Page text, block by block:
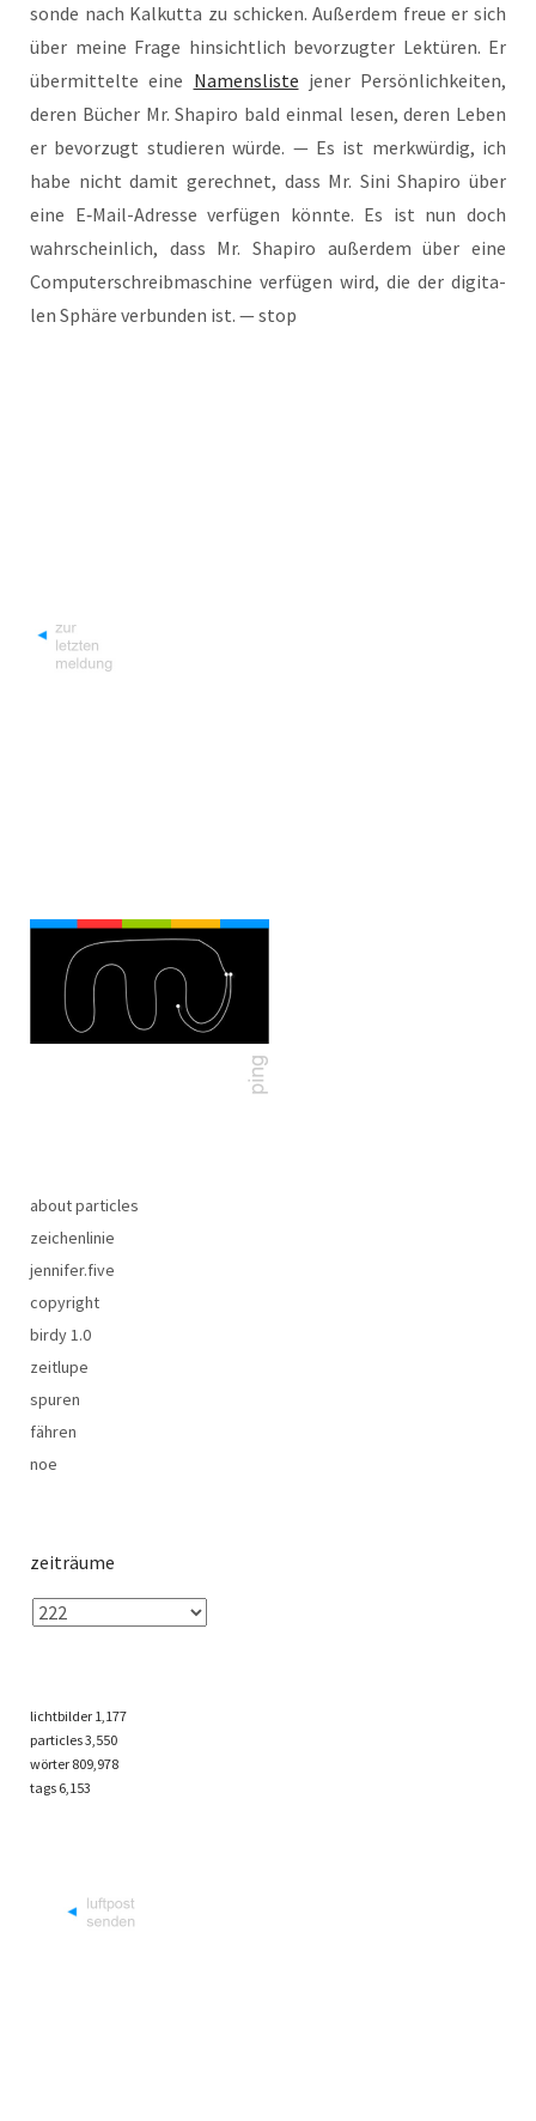
son­de nach Kal­kut­ta zu schi­cken. Außer­dem freue er sich
über mei­ne Fra­ge hin­sicht­lich bevor­zug­ter Lek­tü­ren. Er
über­mit­tel­te eine Namens­lis­te jener Per­sön­lich­kei­ten,
deren Bücher Mr. Sha­pi­ro bald ein­mal lesen, deren Leben
er bevor­zugt stu­die­ren wür­de. — Es ist merk­wür­dig, ich
habe nicht damit gerech­net, dass Mr. Sini Sha­pi­ro über
eine E‑Mail-Adres­se ver­fü­gen könn­te. Es ist nun doch
wahr­schein­lich, dass Mr. Sha­pi­ro außer­dem über eine
Com­pu­ter­schreib­ma­schi­ne ver­fü­gen wird, die der digi­ta­
len Sphä­re ver­bun­den ist. — stop
about particles
zeichenlinie
jennifer.five
copyright
birdy 1.0
zeitlupe
spuren
fähren
noe
zeiträume
lichtbilder 1,177
particles3,550
wörter 809,978
tags 6,153